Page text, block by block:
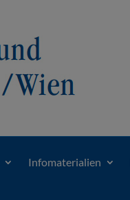
Infomaterialien